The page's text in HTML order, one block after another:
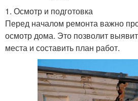
1. Осмотр и подготовка
Перед началом ремонта важно
осмотр дома. Это позволит
места и составить план работ.